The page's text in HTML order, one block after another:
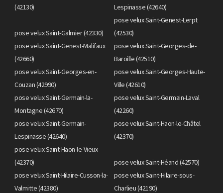
(42130)
Lespinasse (42640)
pose velux Saint-Galmier (42330)
pose velux Saint-Genest-Lerpt
(42530)
pose velux Saint-Genest-Malifaux
(42660)
pose velux Saint-Georges-de-
Baroille (42510)
pose velux Saint-Georges-en-
Couzan (42990)
pose velux Saint-Georges-Haute-
Ville (42610)
pose velux Saint-Germain-la-
Montagne (42670)
pose velux Saint-Germain-Laval
(42260)
pose velux Saint-Germain-
Lespinasse (42640)
pose velux Saint-Haon-le-Châtel
(42370)
pose velux Saint-Haon-le-Vieux
(42370)
pose velux Saint-Héand (42570)
pose velux Saint-Hilaire-Cusson-la-
Valmitte (42380)
pose velux Saint-Hilaire-sous-
Charlieu (42190)